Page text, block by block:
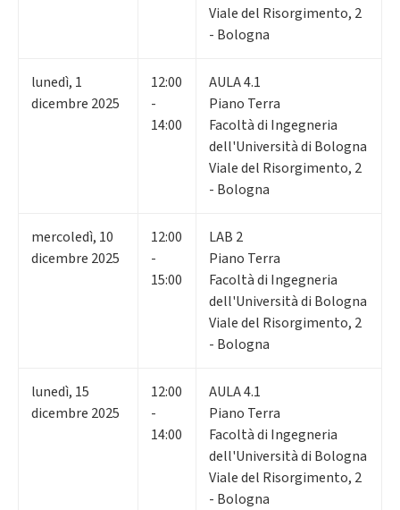
Viale del Risorgimento, 2
- Bologna
lunedì, 1
dicembre 2025
12:00
-
14:00
AULA 4.1
Piano Terra
Facoltà di Ingegneria
dell'Università di Bologna
Viale del Risorgimento, 2
- Bologna
mercoledì, 10
dicembre 2025
12:00
-
15:00
LAB 2
Piano Terra
Facoltà di Ingegneria
dell'Università di Bologna
Viale del Risorgimento, 2
- Bologna
lunedì, 15
dicembre 2025
12:00
-
14:00
AULA 4.1
Piano Terra
Facoltà di Ingegneria
dell'Università di Bologna
Viale del Risorgimento, 2
- Bologna